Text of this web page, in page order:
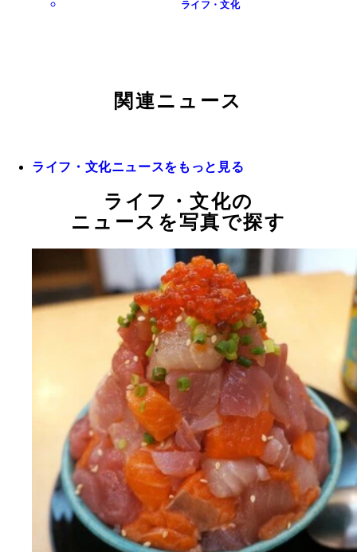
ライフ・文化
関連ニュース
ライフ・文化ニュースをもっと見る
ライフ・文化の
ニュースを写真で探す